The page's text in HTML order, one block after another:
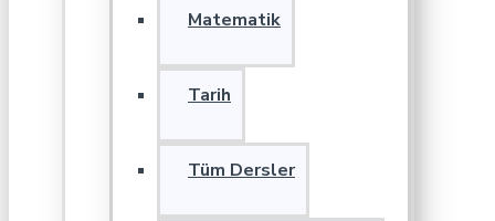
Matematik
Tarih
Tüm Dersler